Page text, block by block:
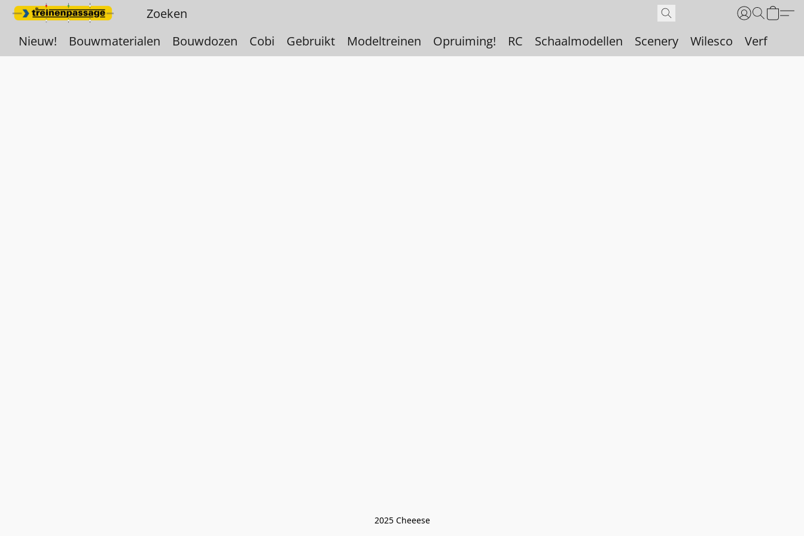
Nieuw! Bouwmaterialen Bouwdozen Cobi Gebruikt Modeltreinen Opruiming! RC Schaalmodellen Scenery Wilesco Verf
2025 Cheeese